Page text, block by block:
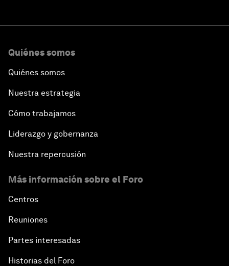
Quiénes somos
Quiénes somos
Nuestra estrategia
Cómo trabajamos
Liderazgo y gobernanza
Nuestra repercusión
Más información sobre el Foro
Centros
Reuniones
Partes interesadas
Historias del Foro